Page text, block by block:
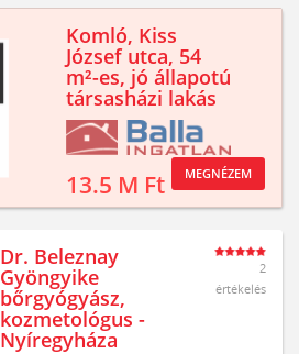
Komló, Kiss
József utca, 54
m²-es, jó állapotú
társasházi lakás
13.5 M Ft MEGNÉZEM
Dr. Beleznay
Gyöngyike
bőrgyógyász,
kozmetológus -
Nyíregyháza
2
értékelés